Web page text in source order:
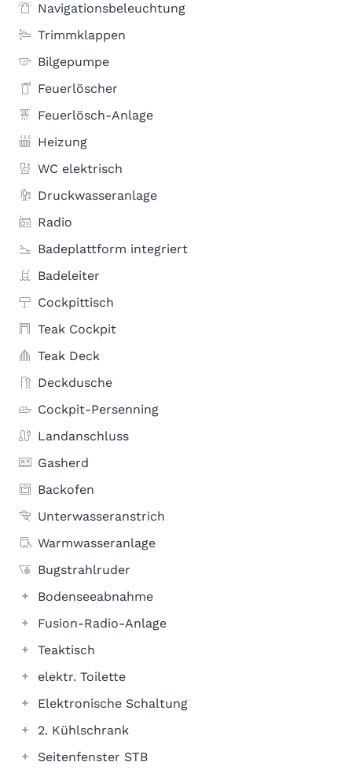
Navigationsbeleuchtung
Trimmklappen
Bilgepumpe
Feuerlöscher
Feuerlösch-Anlage
Heizung
WC elektrisch
Druckwasseranlage
Radio
Badeplattform integriert
Badeleiter
Cockpittisch
Teak Cockpit
Teak Deck
Deckdusche
Cockpit-Persenning
Landanschluss
Gasherd
Backofen
Unterwasseranstrich
Warmwasseranlage
Bugstrahlruder
Bodenseeabnahme
Fusion-Radio-Anlage
Teaktisch
elektr. Toilette
Elektronische Schaltung
2. Kühlschrank
Seitenfenster STB